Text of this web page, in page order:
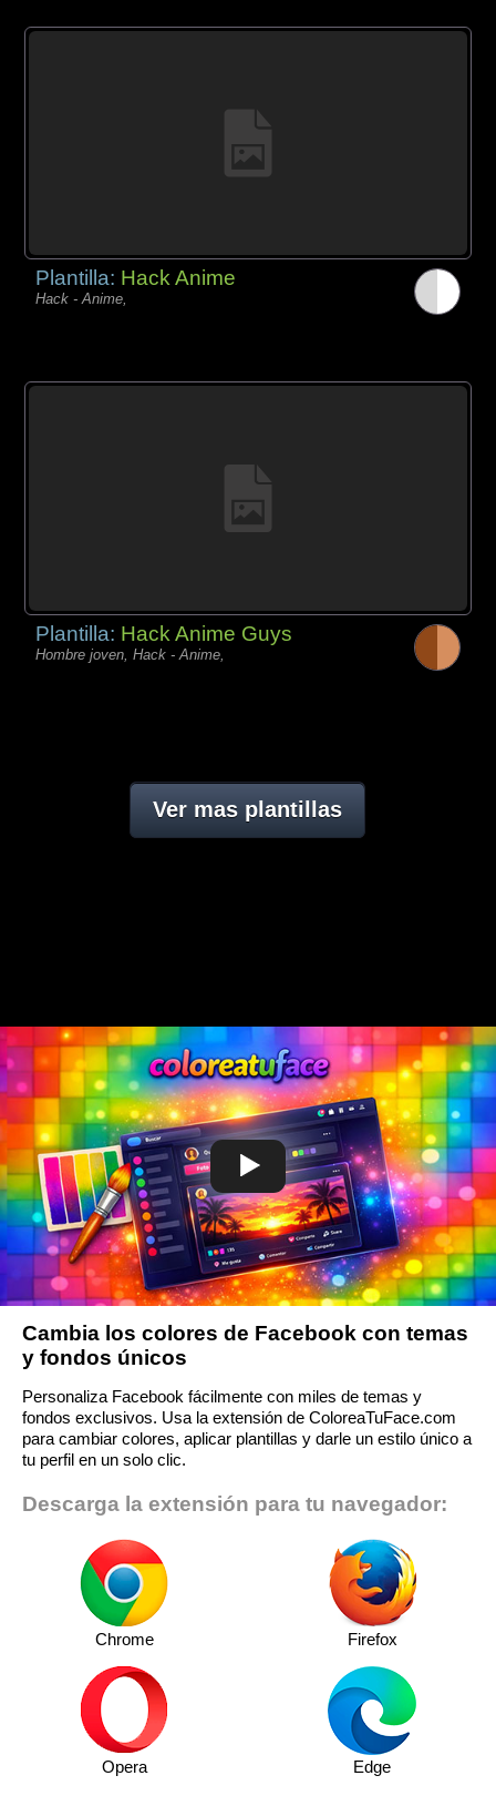
Plantilla: Hack Anime
Hack - Anime,
Plantilla: Hack Anime Guys
Hombre joven, Hack - Anime,
Ver mas plantillas
Cambia los colores de Facebook con temas
y fondos únicos
Personaliza Facebook fácilmente con miles de temas y
fondos exclusivos. Usa la extensión de ColoreaTuFace.com
para cambiar colores, aplicar plantillas y darle un estilo único a
tu perfil en un solo clic.
Descarga la extensión para tu navegador:
Chrome Firefox
Opera Edge